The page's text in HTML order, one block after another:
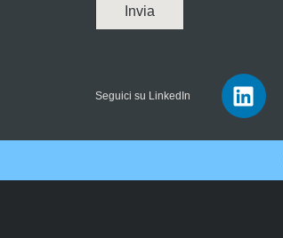
Invia
Seguici su LinkedIn